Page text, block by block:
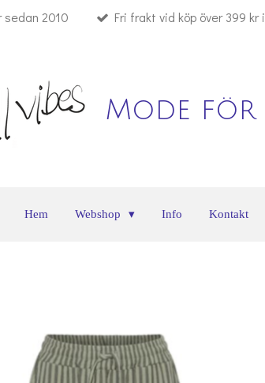
sedan 2010 Fri frakt vid köp över 399
Mode för
Hem Webshop Info Kontakt